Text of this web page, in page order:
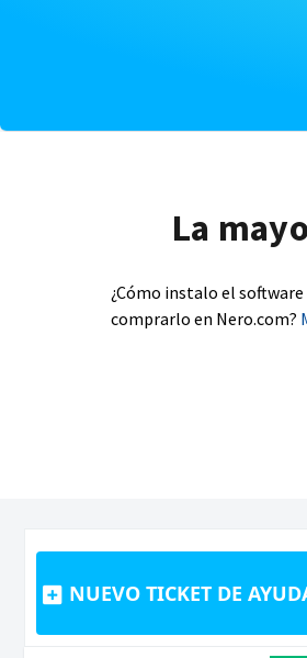
La
¿Cómo instalo el software
comprarlo en Nero.com?
NUEVO TICKET DE